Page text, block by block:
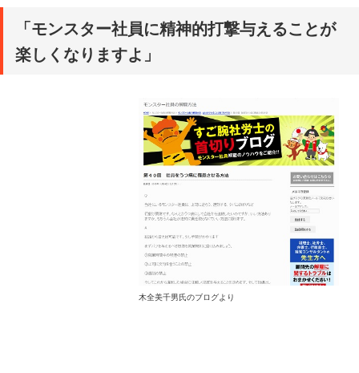
「モンスター社員に精神的打撃与えることが
楽しくなりますよ」
木全美千男氏のブログより